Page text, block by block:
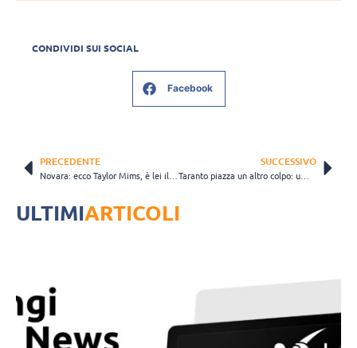
CONDIVIDI SUI SOCIAL
Facebook
PRECEDENTE SUCCESSIVO
Taranto piazza un altro colpo: ufficiale l’arrivo del promettente canadese Brodie Hofer
ULTIMIARTICOLI